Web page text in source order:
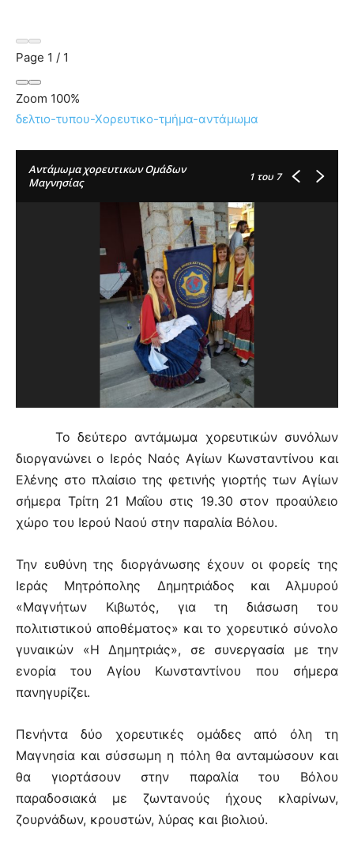
Page 1 / 1
Zoom 100%
δελτιο-τυπου-Χορευτικο-τμήμα-αντάμωμα
Αντάμωμα χορευτικων Ομάδων
Μαγνησίας
1 του 7
Το δεύτερο αντάμωμα χορευτικών συνόλων
διοργανώνει ο Ιερός Ναός Αγίων Κωνσταντίνου και
Ελένης στο πλαίσιο της φετινής γιορτής των Αγίων
σήμερα Τρίτη 21 Μαΐου στις 19.30 στον προαύλειο
χώρο του Ιερού Ναού στην παραλία Βόλου.
Την ευθύνη της διοργάνωσης έχουν οι φορείς της
Ιεράς Μητρόπολης Δημητριάδος και Αλμυρού
«Μαγνήτων Κιβωτός, για τη διάσωση του
πολιτιστικού αποθέματος» και το χορευτικό σύνολο
γυναικών «Η Δημητριάς», σε συνεργασία με την
ενορία του Αγίου Κωνσταντίνου που σήμερα
πανηγυρίζει.
Πενήντα δύο χορευτικές ομάδες από όλη τη
Μαγνησία και σύσσωμη η πόλη θα ανταμώσουν και
θα γιορτάσουν στην παραλία του Βόλου
παραδοσιακά με ζωντανούς ήχους κλαρίνων,
ζουρνάδων, κρουστών, λύρας και βιολιού.